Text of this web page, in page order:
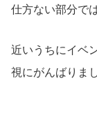
仕方ない部分で
近いうちにイベ
視にがんばりま